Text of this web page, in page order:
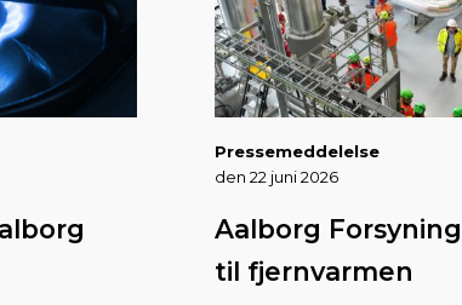
Pressemeddelelse
den 22 juni 2026
Aalborg
til fjernvarmen